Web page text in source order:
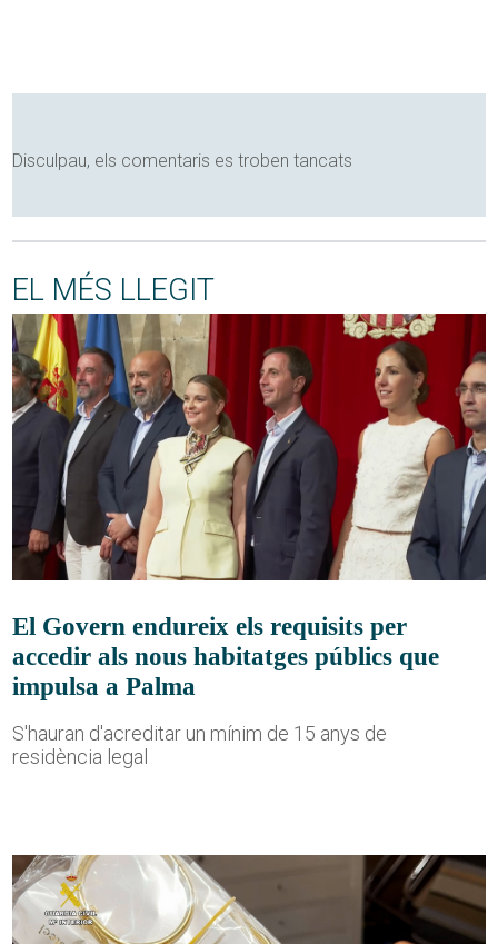
Disculpau, els comentaris es troben tancats
EL MÉS LLEGIT
El Govern endureix els requisits per
accedir als nous habitatges públics que
impulsa a Palma
S'hauran d'acreditar un mínim de 15 anys de
residència legal